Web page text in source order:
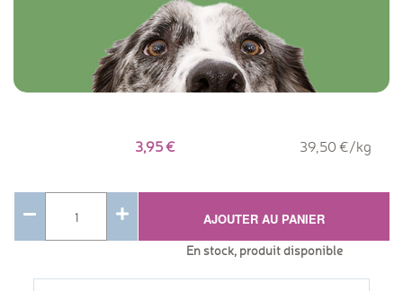
3,95 39,50 €/kg
AJOUTER AU PANIER
En stock, produit disponible